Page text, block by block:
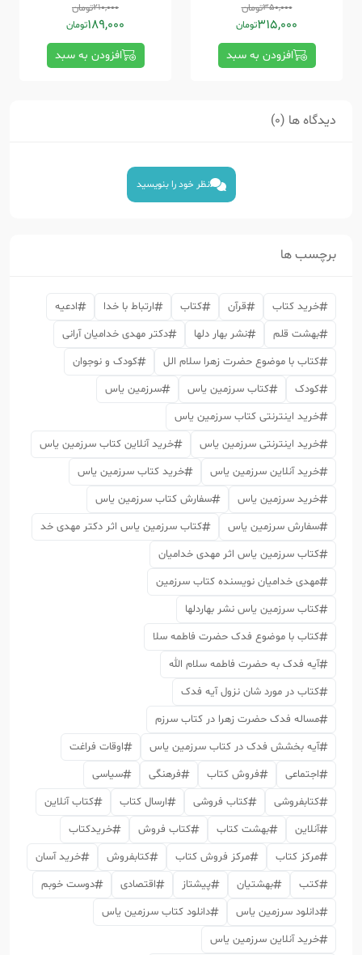
350,000تومان
315,000تومان
افزودن به سبد
210,000تومان
189,000تومان
افزودن به سبد
دیدگاه ها (0)
نظر خود را بنویسید
برچسب ها
خرید کتاب قرآن کتاب ارتباط با خدا
ادعیه
بهشت قلم
نشر بهار دلها
دکتر مهدی خدامیان آرانی
کتاب با موضوع حضرت زهرا سلام الل
کودک و نوجوان
کودک
کتاب سرزمین یاس
سرزمین یاس
خرید اینترنتی کتاب سرزمین یاس
خرید اینترنتی سرزمین یاس
خرید آنلاین کتاب سرزمین یاس
خرید آنلاین سرزمین یاس
خرید کتاب سرزمین یاس
خرید سرزمین یاس
سفارش کتاب سرزمین یاس
سفارش سرزمین یاس
کتاب سرزمین یاس اثر دکتر مهدی خد
کتاب سرزمین یاس اثر مهدی خدامیان
مهدی خدامیان نویسنده کتاب سرزمین
کتاب سرزمین یاس نشر بهاردلها
کتاب با موضوع فدک حضرت فاطمه سلا
آیه فدک به حضرت فاطمه سلام الله
کتاب در مورد شان نزول آیه فدک
مساله فدک حضرت زهرا در کتاب سرزم
آیه بخشش فدک در کتاب سرزمین یاس
اوقات فراغت
اجتماعی
فروش کتاب فرهنگی
سیاسی
کتابفروشی
کتاب فروشی ارسال کتاب
کتاب آنلاین
آنلاین
بهشت کتاب کتاب فروش
خریدکتاب
مرکز کتاب
مرکز فروش کتاب کتابفروش
خرید آسان
کتب
بهشتیان پیشتاز اقتصادی
دوست خوبم
دانلود سرزمین یاس
دانلود کتاب سرزمین یاس
خرید آنلاین سرزمین یاس